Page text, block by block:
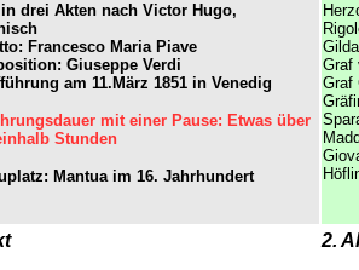
drei Akten nach Victor Hugo,
Francesco Maria Piave
Giuseppe Verdi
am 11.März 1851 in Venedig
mit einer Pause: Etwas über
Stunden
Mantua im 16. Jahrhundert
Graf
Graf
2.